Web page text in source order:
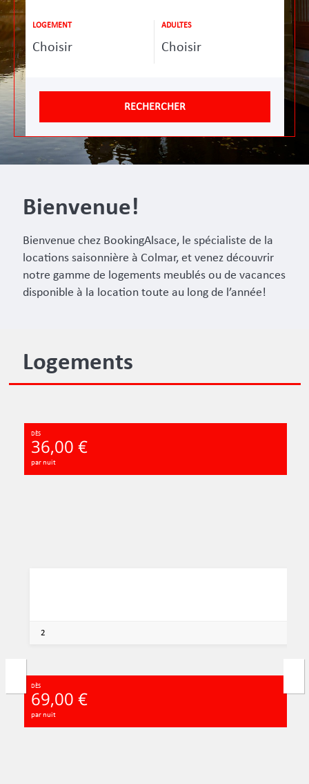
LOGEMENT ADULTES
RECHERCHER
Bienvenue!
Bienvenue chez BookingAlsace, le spécialiste de la
locations saisonnière à Colmar, et venez découvrir
notre gamme de logements meublés ou de vacances
disponible à la location toute au long de l’année!
Logements
2
DÈS
36,00 €
par nuit
DÈS
69,00 €
par nuit